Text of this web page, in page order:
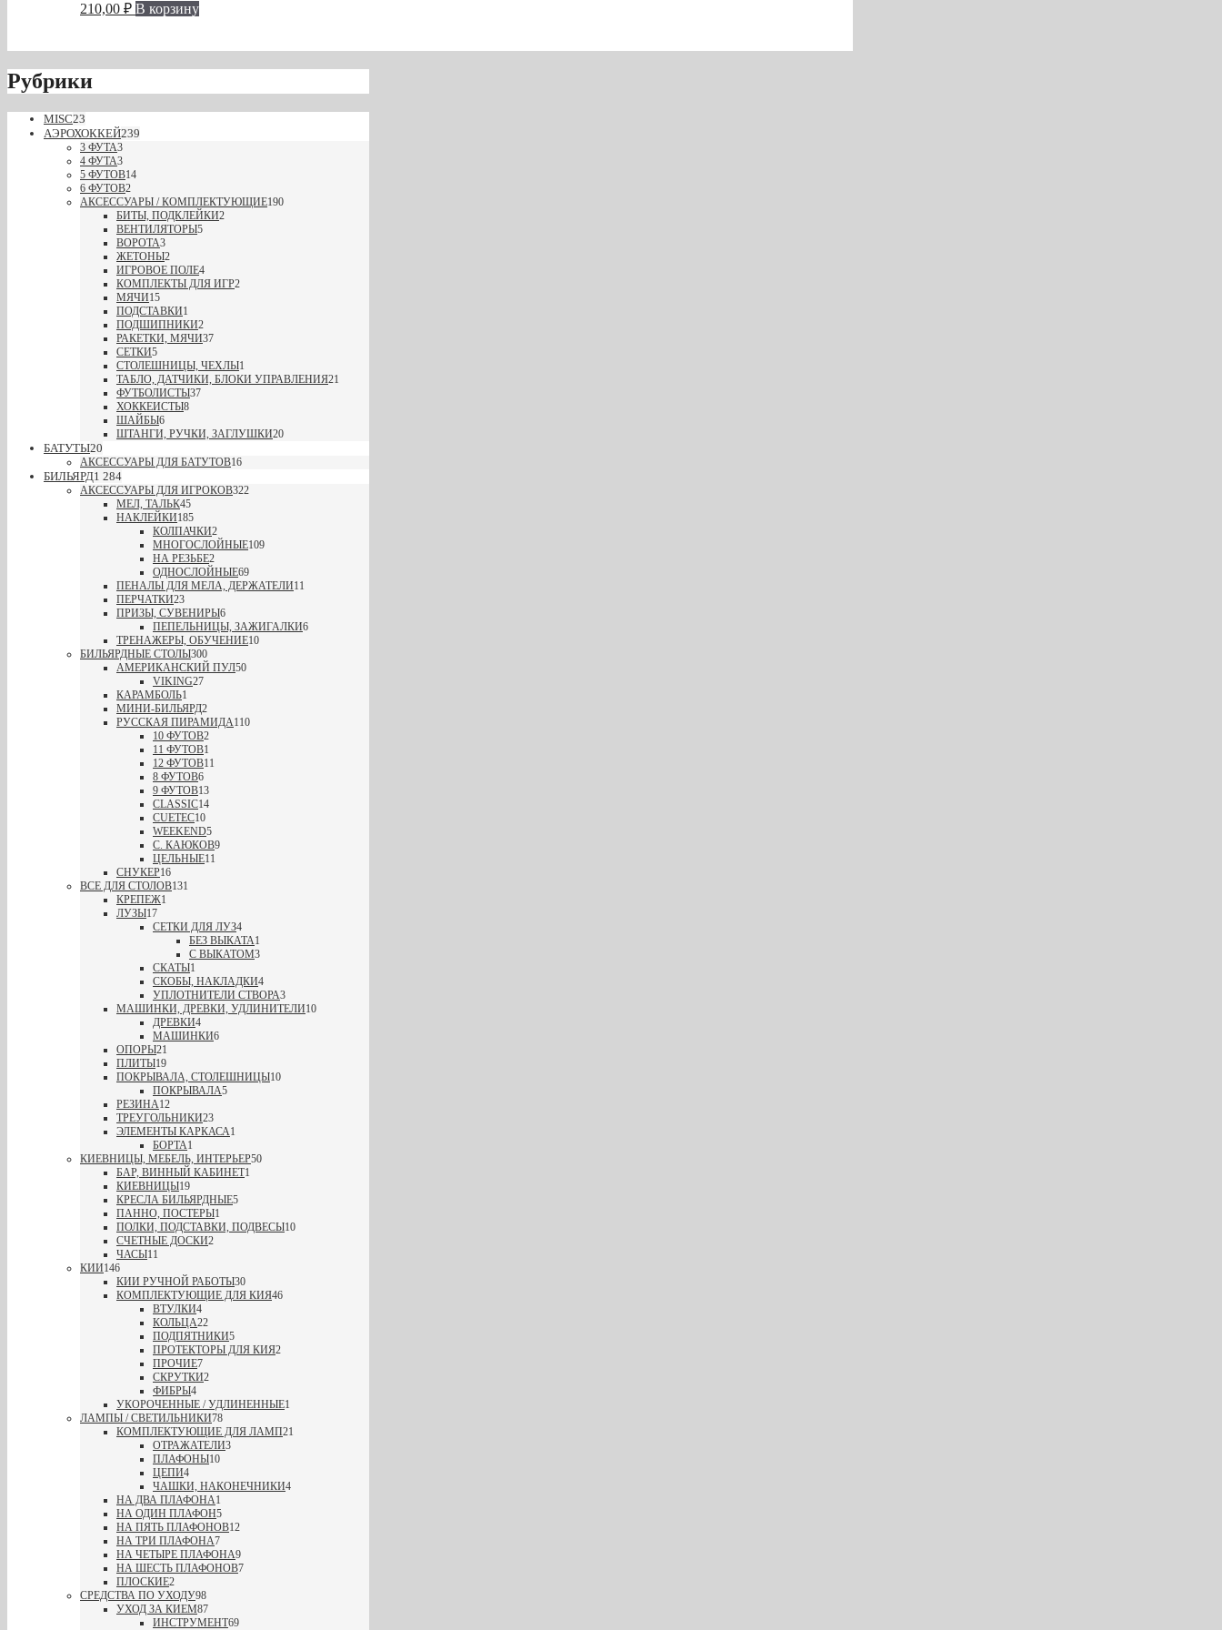
210,00 ₽ В корзину
Рубрики
MISC23
АЭРОХОККЕЙ239
3 ФУТА3
4 ФУТА3
5 ФУТОВ14
6 ФУТОВ2
АКСЕССУАРЫ / КОМПЛЕКТУЮЩИЕ190
БИТЫ, ПОДКЛЕЙКИ2
ВЕНТИЛЯТОРЫ5
ВОРОТА3
ЖЕТОНЫ2
ИГРОВОЕ ПОЛЕ4
КОМПЛЕКТЫ ДЛЯ ИГР2
МЯЧИ15
ПОДСТАВКИ1
ПОДШИПНИКИ2
РАКЕТКИ, МЯЧИ37
СЕТКИ5
СТОЛЕШНИЦЫ, ЧЕХЛЫ1
ТАБЛО, ДАТЧИКИ, БЛОКИ УПРАВЛЕНИЯ21
ФУТБОЛИСТЫ37
ХОККЕИСТЫ8
ШАЙБЫ6
ШТАНГИ, РУЧКИ, ЗАГЛУШКИ20
БАТУТЫ20
АКСЕССУАРЫ ДЛЯ БАТУТОВ16
БИЛЬЯРД1 284
АКСЕССУАРЫ ДЛЯ ИГРОКОВ322
МЕЛ, ТАЛЬК45
НАКЛЕЙКИ185
КОЛПАЧКИ2
МНОГОСЛОЙНЫЕ109
НА РЕЗЬБЕ2
ОДНОСЛОЙНЫЕ69
ПЕНАЛЫ ДЛЯ МЕЛА, ДЕРЖАТЕЛИ11
ПЕРЧАТКИ23
ПРИЗЫ, СУВЕНИРЫ6
ПЕПЕЛЬНИЦЫ, ЗАЖИГАЛКИ6
ТРЕНАЖЕРЫ, ОБУЧЕНИЕ10
БИЛЬЯРДНЫЕ СТОЛЫ300
АМЕРИКАНСКИЙ ПУЛ50
VIKING27
КАРАМБОЛЬ1
МИНИ-БИЛЬЯРД2
РУССКАЯ ПИРАМИДА110
10 ФУТОВ2
11 ФУТОВ1
12 ФУТОВ11
8 ФУТОВ6
9 ФУТОВ13
CLASSIC14
CUETEC10
WEEKEND5
С. КАЮКОВ9
ЦЕЛЬНЫЕ11
СНУКЕР16
ВСЕ ДЛЯ СТОЛОВ131
КРЕПЕЖ1
ЛУЗЫ17
СЕТКИ ДЛЯ ЛУЗ4
БЕЗ ВЫКАТА1
С ВЫКАТОМ3
СКАТЫ1
СКОБЫ, НАКЛАДКИ4
УПЛОТНИТЕЛИ СТВОРА3
МАШИНКИ, ДРЕВКИ, УДЛИНИТЕЛИ10
ДРЕВКИ4
МАШИНКИ6
ОПОРЫ21
ПЛИТЫ19
ПОКРЫВАЛА, СТОЛЕШНИЦЫ10
ПОКРЫВАЛА5
РЕЗИНА12
ТРЕУГОЛЬНИКИ23
ЭЛЕМЕНТЫ КАРКАСА1
БОРТА1
КИЕВНИЦЫ, МЕБЕЛЬ, ИНТЕРЬЕР50
БАР, ВИННЫЙ КАБИНЕТ1
КИЕВНИЦЫ19
КРЕСЛА БИЛЬЯРДНЫЕ5
ПАННО, ПОСТЕРЫ1
ПОЛКИ, ПОДСТАВКИ, ПОДВЕСЫ10
СЧЕТНЫЕ ДОСКИ2
ЧАСЫ11
КИИ146
КИИ РУЧНОЙ РАБОТЫ30
КОМПЛЕКТУЮЩИЕ ДЛЯ КИЯ46
ВТУЛКИ4
КОЛЬЦА22
ПОДПЯТНИКИ5
ПРОТЕКТОРЫ ДЛЯ КИЯ2
ПРОЧИЕ7
СКРУТКИ2
ФИБРЫ4
УКОРОЧЕННЫЕ / УДЛИНЕННЫЕ1
ЛАМПЫ / СВЕТИЛЬНИКИ78
КОМПЛЕКТУЮЩИЕ ДЛЯ ЛАМП21
ОТРАЖАТЕЛИ3
ПЛАФОНЫ10
ЦЕПИ4
ЧАШКИ, НАКОНЕЧНИКИ4
НА ДВА ПЛАФОНА1
НА ОДИН ПЛАФОН5
НА ПЯТЬ ПЛАФОНОВ12
НА ТРИ ПЛАФОНА7
НА ЧЕТЫРЕ ПЛАФОНА9
НА ШЕСТЬ ПЛАФОНОВ7
ПЛОСКИЕ2
СРЕДСТВА ПО УХОДУ98
УХОД ЗА КИЕМ87
ИНСТРУМЕНТ69